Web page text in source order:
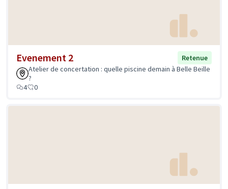
Evenement 2
Retenue
Atelier de concertation : quelle piscine demain à Belle Beille
?
4
0